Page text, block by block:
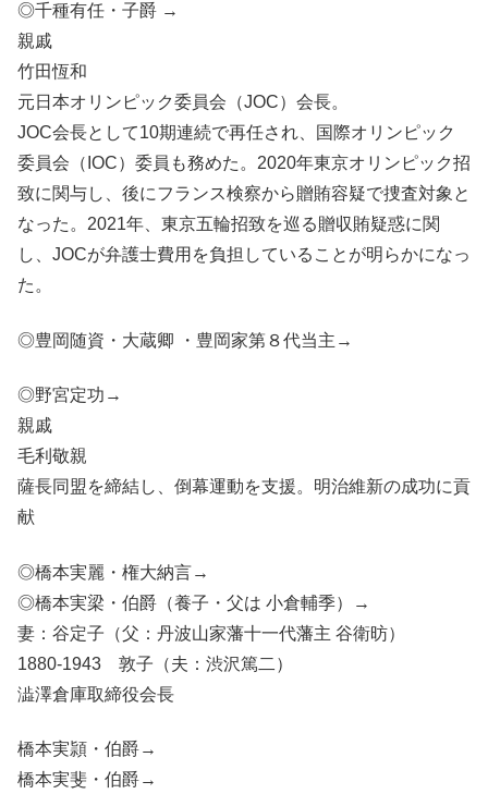
◎千種有任・子爵 →
親戚
竹田恆和
元日本オリンピック委員会（JOC）会長。
JOC会長として10期連続で再任され、国際オリンピック
委員会（IOC）委員も務めた。2020年東京オリンピック招
致に関与し、後にフランス検察から贈賄容疑で捜査対象と
なった。2021年、東京五輪招致を巡る贈収賄疑惑に関
し、JOCが弁護士費用を負担していることが明らかになっ
た。
◎豊岡随資・大蔵卿 ・豊岡家第８代当主→
◎野宮定功→
親戚
毛利敬親
薩長同盟を締結し、倒幕運動を支援。明治維新の成功に貢
献
◎橋本実麗・権大納言→
◎橋本実梁・伯爵（養子・父は 小倉輔季）→
妻：谷定子（父：丹波山家藩十一代藩主 谷衛昉）
1880-1943 敦子（夫：渋沢篤二）
澁澤倉庫取締役会長
橋本実頴・伯爵→
橋本実斐・伯爵→